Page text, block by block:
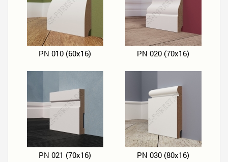
PN 010 (60х16) PN 020 (70х16)
PN 021 (70х16) PN 030 (80х16)